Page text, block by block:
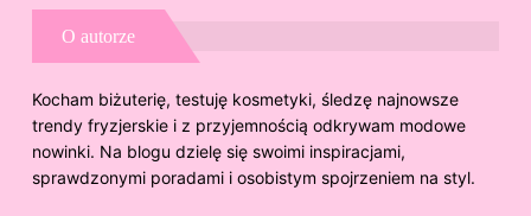
O autorze
Kocham biżuterię, testuję kosmetyki, śledzę najnowsze
trendy fryzjerskie i z przyjemnością odkrywam modowe
nowinki. Na blogu dzielę się swoimi inspiracjami,
sprawdzonymi poradami i osobistym spojrzeniem na styl.